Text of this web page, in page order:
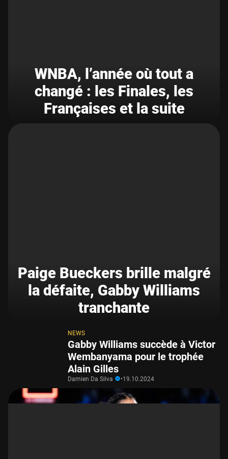
WNBA, l’année où tout a
changé : les Finales, les
Françaises et la suite
Paige Bueckers brille malgré
la défaite, Gabby Williams
tranchante
NEWS
Gabby Williams succède à Victor
Wembanyama pour le trophée
Alain Gilles
Damien Da Silva •19.10.2024